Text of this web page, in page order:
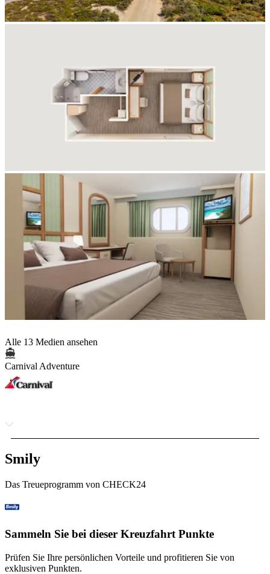
Alle 13 Medien ansehen
Carnival Adventure
Smily
Das Treueprogramm von CHECK24
Sammeln Sie bei dieser Kreuzfahrt Punkte
Prüfen Sie Ihre persönlichen Vorteile und profitieren Sie von
exklusiven Punkten.